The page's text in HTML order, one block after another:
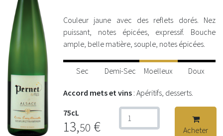
Couleur jaune avec des reflets dorés. Nez
puissant, notes épicées, expressif. Bouche
ample, belle matière, souple, notes épicées.
Sec Demi-Sec Moelleux Doux
Accord mets et vins : Apéritifs, desserts.
75cL
13,50 € Acheter